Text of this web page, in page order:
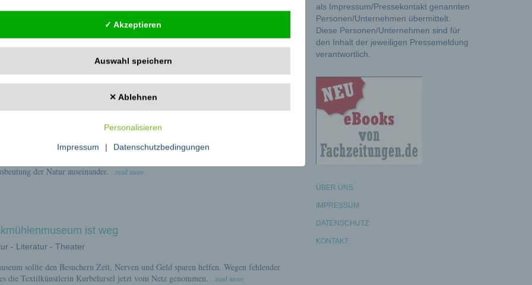
von Tandoran". Der Roman verwebt die Wissenschaft des Yogas mit den
der Natur
von Ricarda Paech setzt sich kritisch mit Themen wie Umweltsünden,
der Natur auseinander.
...read more
ist weg
- Literatur - Theater
sollte den Besuchern Zeit, Nerven und Geld sparen helfen. Wegen fehlender
die Textilkünstlerin Kurbelursel jetzt vom Netz genommen. ...read more
als Impressum/Pressekontakt genannten
Personen/Unternehmen übermittelt.
Diese Personen/Unternehmen sind für
den Inhalt der jeweiligen Pressemeldung
verantwortlich.
ÜBER UNS
IMPRESSUM
DATENSCHUTZ
KONTAKT
✓ Akzeptieren
Auswahl speichern
✕ Ablehnen
Personalisieren
Impressum | Datenschutzbedingungen